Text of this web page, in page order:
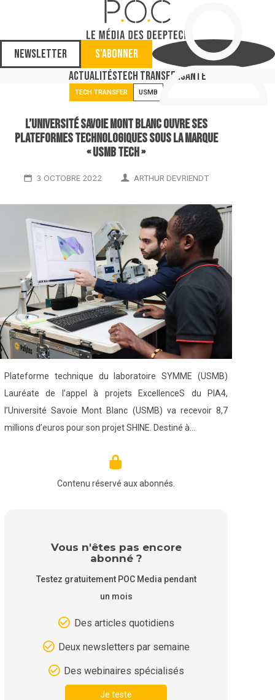
Newsletter
S'abonner
ActualitésTech TransferSanté
TECH TRANSFER USMB
L’Université Savoie Mont Blanc ouvre ses
plateformes technologiques sous la marque
« USMB Tech »
3 OCTOBRE 2022 ARTHUR DEVRIENDT
Plateforme technique du laboratoire SYMME (USMB)
Lauréate de l’appel à projets ExcellenceS du PIA4,
l’Université Savoie Mont Blanc (USMB) va recevoir 8,7
millions d’euros pour son projet SHINE. Destiné à…
Contenu réservé aux abonnés.
Vous n'êtes pas encore
abonné ?
Testez gratuitement POC Media pendant
un mois
Des articles quotidiens
Deux newsletters par semaine
Des webinaires spécialisés
Je teste